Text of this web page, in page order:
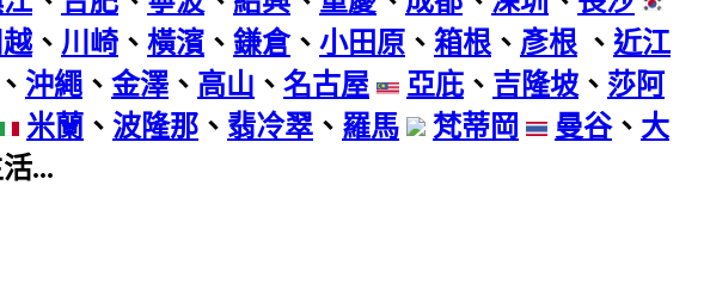
、 川崎 、 橫濱 、 鎌倉、 小田原 、 箱根 、 彥根 、 近江
、 沖繩 、 金澤 、 高山 、 名古屋 亞庇 、 吉隆坡 、 莎阿
米蘭 、 波隆那 、 翡冷翠 、 羅馬 梵蒂岡 曼谷、 大
...